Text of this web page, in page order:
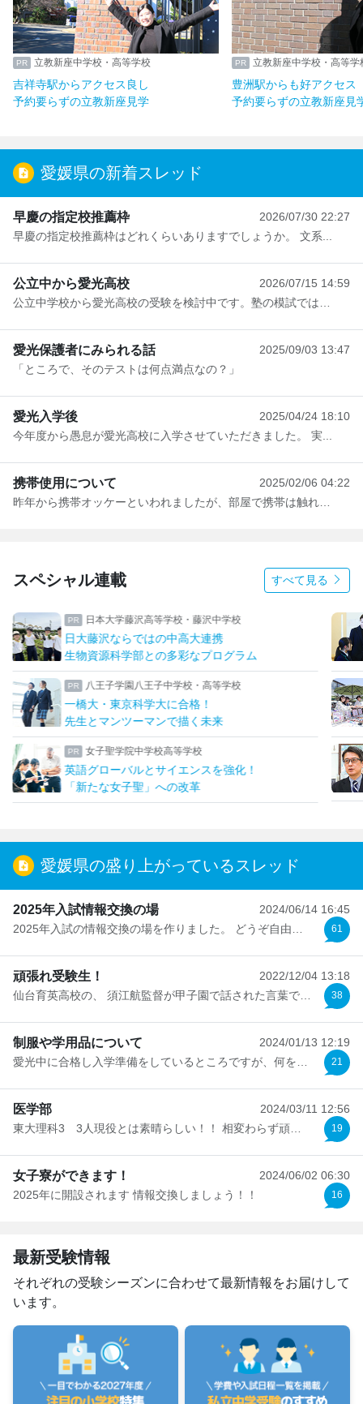
立教新座中学校・高等学校
吉祥寺駅からアクセス良し
予約要らずの立教新座見学
立教新座中学校・高等学
豊洲駅からも好アクセス
予約要らずの立教新座見
愛媛県の新着スレッド
早慶の指定校推薦枠
2026/07/30 22:27
早慶の指定校推薦枠はどれくらいありますでしょうか。 文系...
公立中から愛光高校
2026/07/15 14:59
愛光保護者にみられる話
2025/09/03 13:47
「ところで、そのテストは何点満点なの？」
愛光入学後
2025/04/24 18:10
今年度から愚息が愛光高校に入学させていただきました。 実...
携帯使用について
2025/02/06 04:22
スペシャル連載 すべて見る
日本大学藤沢高等学校・藤沢中学校
日大藤沢ならではの中高大連携
生物資源科学部との多彩なプログラム
八王子学園八王子中学校・高等学校
一橋大・東京科学大に合格！
先生とマンツーマンで描く未来
女子聖学院中学校高等学校
英語グローバルとサイエンスを強化！
「新たな女子聖」への改革
愛媛県の盛り上がっているスレッド
2025年入試情報交換の場
2024/06/14 16:45
61
頑張れ受験生！
2022/12/04 13:18
38
制服や学用品について
2024/01/13 12:19
21
医学部
2024/03/11 12:56
19
女子寮ができます！
2024/06/02 06:30
2025年に開設されます 情報交換しましょう！！
16
最新受験情報
それぞれの受験シーズンに合わせて最新情報をお届けして
います。